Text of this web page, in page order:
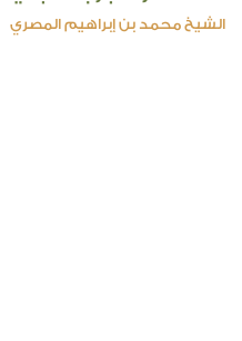
الشيخ محمد بن إبراهيم المصري